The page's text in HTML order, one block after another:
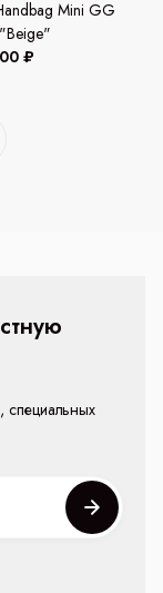
Mini GG
₽
специальных